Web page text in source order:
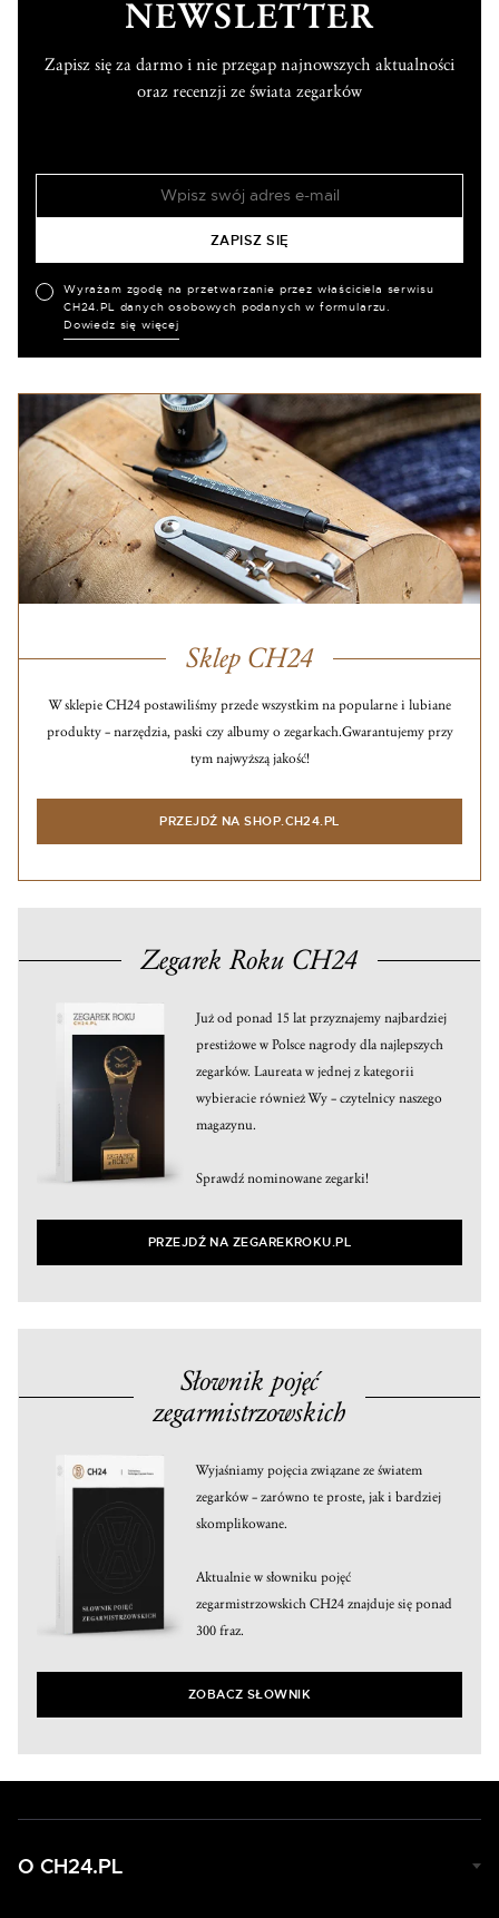
NEWSLETTER
Zapisz się za darmo i nie przegap najnowszych aktualności
oraz recenzji ze świata zegarków
Wyrażam zgodę na przetwarzanie przez właściciela serwisu
CH24.PL danych osobowych podanych w formularzu.
Dowiedz się więcej
Sklep CH24
W sklepie CH24 postawiliśmy przede wszystkim na popularne i lubiane
produkty – narzędzia, paski czy albumy o zegarkach.Gwarantujemy przy
tym najwyższą jakość!
PRZEJDŹ NA SHOP.CH24.PL
Zegarek Roku CH24
Już od ponad 15 lat przyznajemy najbardziej
prestiżowe w Polsce nagrody dla najlepszych
zegarków. Laureata w jednej z kategorii
wybieracie również Wy – czytelnicy naszego
magazynu.
Sprawdź nominowane zegarki!
PRZEJDŹ NA ZEGAREKROKU.PL
Słownik pojęć
zegarmistrzowskich
Wyjaśniamy pojęcia związane ze światem
zegarków – zarówno te proste, jak i bardziej
skomplikowane.
Aktualnie w słowniku pojęć
zegarmistrzowskich CH24 znajduje się ponad
300 fraz.
ZOBACZ SŁOWNIK
O CH24.PL